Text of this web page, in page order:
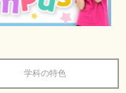
学科の特色